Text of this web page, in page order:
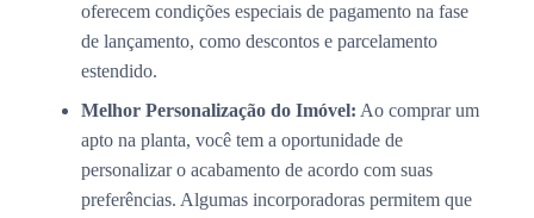
oferecem condições especiais de pagamento na fase
de lançamento, como descontos e parcelamento
estendido.
Melhor Personalização do Imóvel: Ao comprar um
apto na planta, você tem a oportunidade de
personalizar o acabamento de acordo com suas
preferências. Algumas incorporadoras permitem que